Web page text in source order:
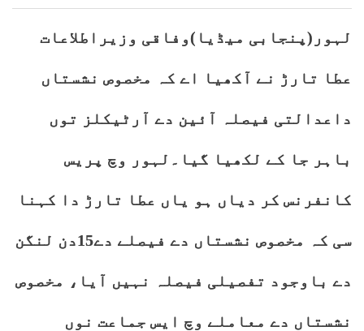
لہور(پنجابی میڈیا)وفاقی وزیراطلاعات
عطا تارڑ نے آکھیا اے کہ مخصوص نشستاں
داعدالتی فیصلہ آئین دے آرٹیکلز توں
باہر جا کے لکھیا گیا۔لہور وچ پریس
کانفرنس کر دیاں ہو یاں عطا تارڑ دا کہنا
سی کہ مخصوص نشستاں دے فیصلے دے15دن لنگن
دے باوجود تفصیلی فیصلہ نہیں آیا، مخصوص
نشستاں دے معاملے وچ ایس جماعت نوں